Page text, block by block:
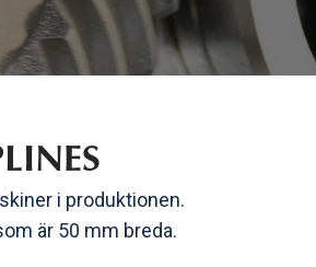
i produktionen.
är 50 mm breda.